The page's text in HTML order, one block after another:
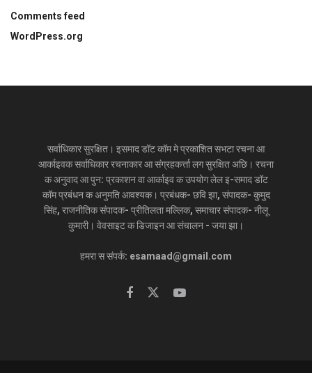
Comments feed
WordPress.org
सर्वाधिकार सुरक्षित। इसमाद डॉट कॉम मे प्रकाशित सभटा रचना आ
आर्काइवक सर्वाधिकार रचनाकार आ संग्रहकर्त्ता लग सुरक्षित अछि। रचना
क अनुवाद आ पुन: प्रकाशन वा आर्काइव क उपयोग लेल इ-समाद डॉट
कॉम प्रबंधन क अनुमति आवश्यक। प्रबंधक- छवि झा, संपादक- कुमुद
सिंह, राजनीतिक संपादक- प्रीतिलता मल्लिक, समाचार संपादक- नीलू
कुमारी। वेवसाइट क डिजाइन आ संचालन - जया झा।
हमरा स संपर्क: esamaad@gmail.com